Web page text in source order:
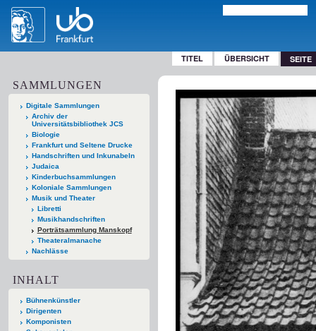
TITEL ÜBERSICHT SEITE
SAMMLUNGEN
Digitale Sammlungen
Archiv der
Universitätsbibliothek JCS
Biologie
Frankfurt und Seltene Drucke
Handschriften und Inkunabeln
Judaica
Kinderbuchsammlungen
Koloniale Sammlungen
Musik und Theater
Libretti
Musikhandschriften
Porträtsammlung Manskopf
Theateralmanache
Nachlässe
INHALT
Bühnenkünstler
Dirigenten
Komponisten